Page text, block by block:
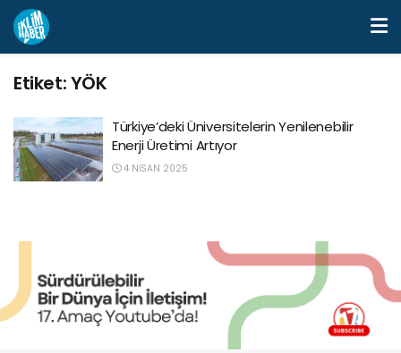
Etiket:YÖK
Türkiye’deki Üniversitelerin Yenilenebilir
Enerji Üretimi Artıyor
4 NISAN 2025